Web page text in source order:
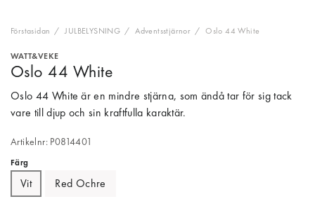
Förstasidan JULBELYSNING Adventsstjärnor Oslo 44 White
WATT&VEKE
Oslo 44 White
Oslo 44 White är en mindre stjärna, som ändå tar för sig tack
vare till djup och sin kraftfulla karaktär.
Artikelnr: P0814401
Färg
Vit Red Ochre